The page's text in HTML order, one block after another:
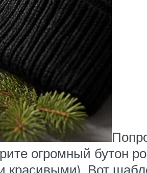
огромный бутон
красивыми). Вот